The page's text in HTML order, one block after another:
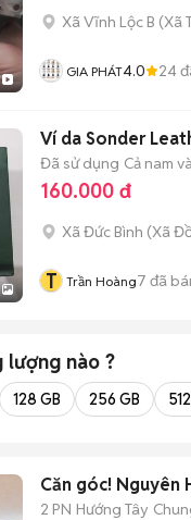
Xã Vĩnh Lộc B (Xã
GIA PHÁT4.0 24
Ví da Sonder
Đã sử dụng Cả nam
160.000 đ
Xã Đức Bình (Xã
T Trần Hoàng7 đã
lượng nào ?
128 GB 256 GB
Căn góc! Nguyên
2 PN Hướng Tây